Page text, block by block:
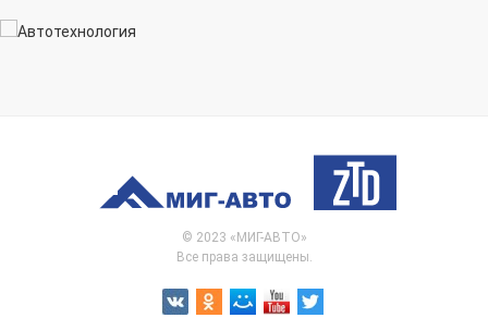
© 2023 «МИГ-АВТО»
Все права защищены.